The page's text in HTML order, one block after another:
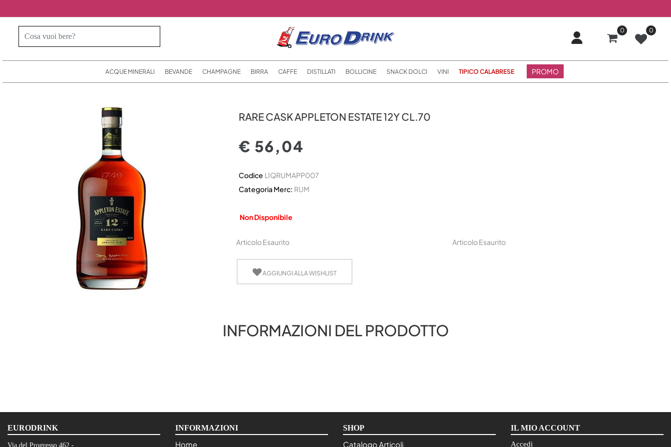
0 0
ACQUE MINERALI BEVANDE CHAMPAGNE BIRRA CAFFE DISTILLATI BOLLICINE SNACK DOLCI VINI TIPICO CALABRESE PROMO
RARE CASK APPLETON ESTATE 12Y CL.70
€ 56,04
Codice LIQRUMAPP007
Categoria Merc: RUM
Non Disponibile
Articolo Esaurito Articolo Esaurito
AGGIUNGI ALLA WISHLIST
INFORMAZIONI DEL PRODOTTO
EURODRINK
Via del Progresso 462 -
INFORMAZIONI
Home
SHOP
Catalogo Articoli
IL MIO ACCOUNT
Accedi